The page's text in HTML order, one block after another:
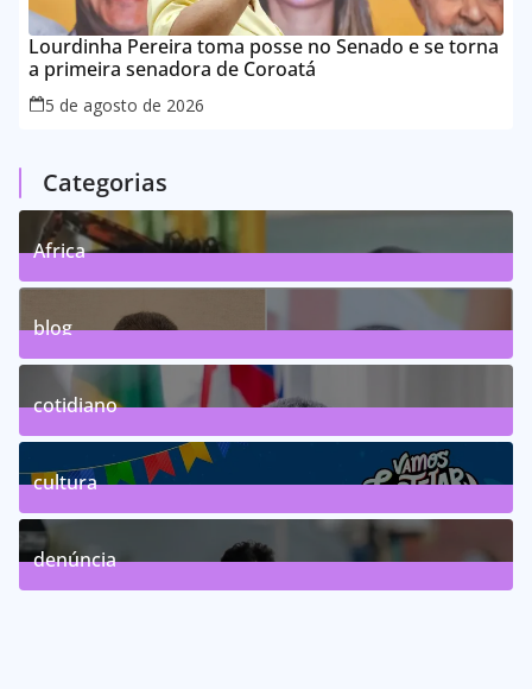
Lourdinha Pereira toma posse no Senado e se torna
a primeira senadora de Coroatá
5 de agosto de 2026
Categorias
Africa
0Posts
blog
75Posts
cotidiano
46Posts
cultura
63Posts
denúncia